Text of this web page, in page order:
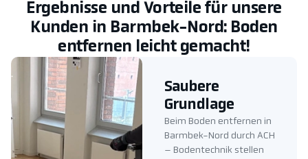
Ergebnisse und Vorteile für unsere
Kunden in Barmbek-Nord: Boden
entfernen leicht gemacht!
Saubere
Grundlage
Beim Boden entfernen in
Barmbek-Nord durch ACH
– Bodentechnik stellen